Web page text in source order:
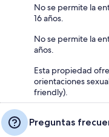
No se permite la
16 años.
No se permite la
años.
Esta propiedad
orientaciones
friendly).
Preguntas